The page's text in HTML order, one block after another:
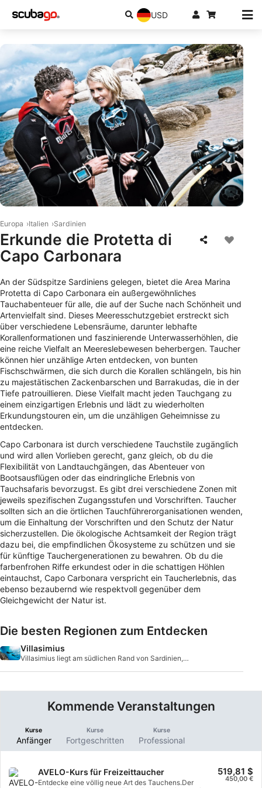
USD
Europa Italien Sardinien
Erkunde die Protetta di
Capo Carbonara
An der Südspitze Sardiniens gelegen, bietet die Area Marina
Protetta di Capo Carbonara ein außergewöhnliches
Tauchabenteuer für alle, die auf der Suche nach Schönheit und
Artenvielfalt sind. Dieses Meeresschutzgebiet erstreckt sich
über verschiedene Lebensräume, darunter lebhafte
Korallenformationen und faszinierende Unterwasserhöhlen, die
eine reiche Vielfalt an Meereslebewesen beherbergen. Taucher
können hier unzählige Arten entdecken, von bunten
Fischschwärmen, die sich durch die Korallen schlängeln, bis hin
zu majestätischen Zackenbarschen und Barrakudas, die in der
Tiefe patrouillieren. Diese Vielfalt macht jeden Tauchgang zu
einem einzigartigen Erlebnis und lädt zu wiederholten
Erkundungstouren ein, um die unzähligen Geheimnisse zu
entdecken.
Capo Carbonara ist durch verschiedene Tauchstile zugänglich
und wird allen Vorlieben gerecht, ganz gleich, ob du die
Flexibilität von Landtauchgängen, das Abenteuer von
Bootsausflügen oder das eindringliche Erlebnis von
Tauchsafaris bevorzugst. Es gibt drei verschiedene Zonen mit
jeweils spezifischen Zugangsstufen und Vorschriften. Taucher
sollten sich an die örtlichen Tauchführerorganisationen wenden,
um die Einhaltung der Vorschriften und den Schutz der Natur
sicherzustellen. Die ökologische Achtsamkeit der Region trägt
dazu bei, die empfindlichen Ökosysteme zu schützen und sie
für künftige Tauchergenerationen zu bewahren. Ob du die
farbenfrohen Riffe erkundest oder in die schattigen Höhlen
eintauchst, Capo Carbonara verspricht ein Taucherlebnis, das
ebenso bezaubernd wie respektvoll gegenüber dem
Gleichgewicht der Natur ist.
Die besten Regionen zum Entdecken
Villasimius
Villasimius liegt am südlichen Rand von Sardinien,
Kommende Veranstaltungen
Kurse
Anfänger
Kurse
Fortgeschritten
Kurse
Professional
AVELO-Kurs für Freizeittaucher
Entdecke eine völlig neue Art des Tauchens.Der
519,81 $
450,00 €